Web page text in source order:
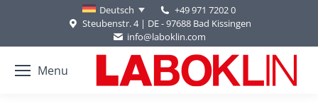
Deutsch
+49 971 7202 0
Steubenstr. 4 | DE - 97688 Bad Kissingen
info@laboklin.com
Menu